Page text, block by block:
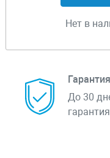
Нет в
До 30
гарантия